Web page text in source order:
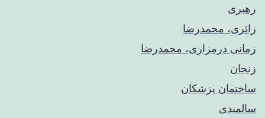
رهبری
زائری، محمدرضا
زمانی درمزاری، محمدرضا
زنجان
ساختمان پزشکان
سالمندی